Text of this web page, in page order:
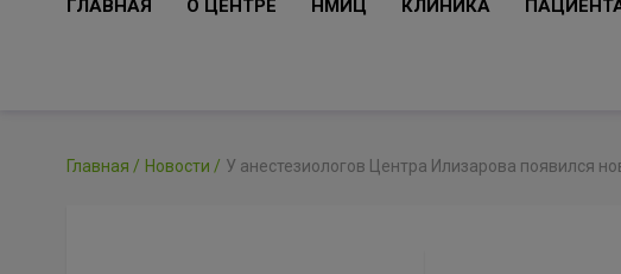
ГЛАВНАЯ О ЦЕНТРЕ НМИЦ КЛИНИКА
Главная Новости У анестезиологов Центра Илизарова появился